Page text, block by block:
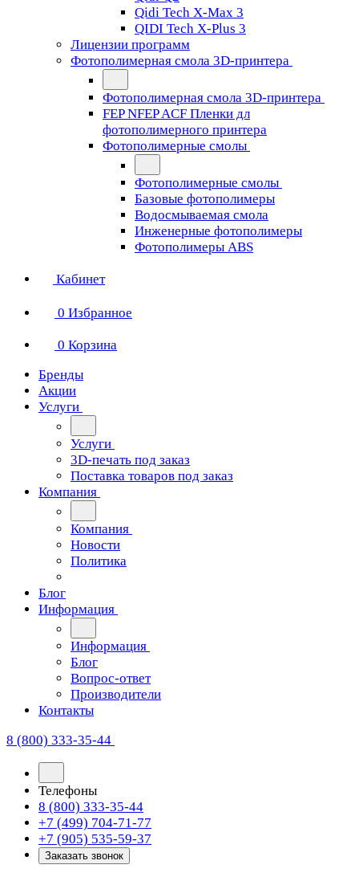
Qidi Tech X-Max 3
QIDI Tech X-Plus 3
Лицензии программ
Фотополимерная смола 3D-принтера
Фотополимерная смола 3D-принтера
FEP NFEP ACF Пленки дл
фотополимерного принтера
Фотополимерные смолы
Фотополимерные смолы
Базовые фотополимеры
Водосмываемая смола
Инженерные фотополимеры
Фотополимеры ABS
Кабинет
0 Избранное
0 Корзина
Бренды
Акции
Услуги
Услуги
3D-печать под заказ
Поставка товаров под заказ
Компания
Компания
Новости
Политика
Блог
Информация
Информация
Блог
Вопрос-ответ
Производители
Контакты
8 (800) 333-35-44
Телефоны
8 (800) 333-35-44
+7 (499) 704-71-77
+7 (905) 535-59-37
Заказать звонок